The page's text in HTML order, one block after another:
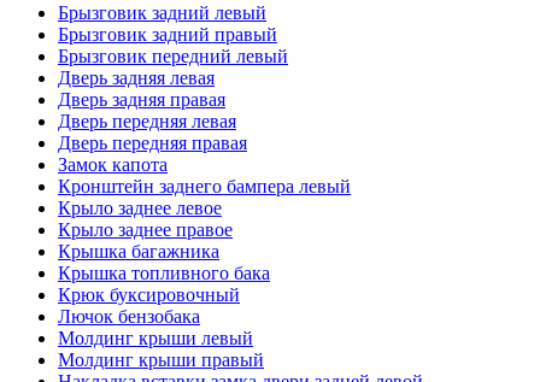
Брызговик задний левый
Брызговик задний правый
Брызговик передний левый
Дверь задняя левая
Дверь задняя правая
Дверь передняя левая
Дверь передняя правая
Замок капота
Кронштейн заднего бампера левый
Крыло заднее левое
Крыло заднее правое
Крышка багажника
Крышка топливного бака
Крюк буксировочный
Лючок бензобака
Молдинг крыши левый
Молдинг крыши правый